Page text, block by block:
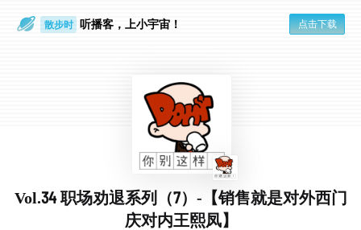
散步时 听播客，上小宇宙！ 点击下载
Vol.34 职场劝退系列（7）-【销售就是对外西门
庆对内王熙凤】